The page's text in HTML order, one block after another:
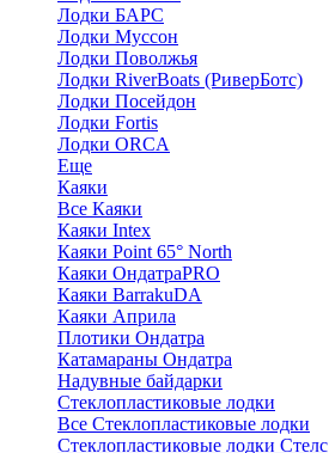
Лодки БАРС
Лодки Муссон
Лодки Поволжья
Лодки RiverBoats (РиверБотс)
Лодки Посейдон
Лодки Fortis
Лодки ORCA
Еще
Каяки
Все Каяки
Каяки Intex
Каяки Point 65° North
Каяки ОндатраPRO
Каяки BarrakuDA
Каяки Априла
Плотики Ондатра
Катамараны Ондатра
Надувные байдарки
Стеклопластиковые лодки
Все Стеклопластиковые лодки
Стеклопластиковые лодки Стелс